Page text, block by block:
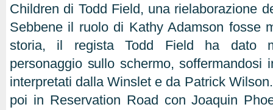
Children di Todd Field, una rielaborazione
Sebbene il ruolo di Kathy Adamson fosse
storia, il regista Todd Field ha dato
personaggio sullo schermo, soffermandosi
interpretati dalla Winslet e da Patrick
poi in Reservation Road con Joaquin